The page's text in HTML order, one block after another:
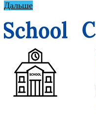
Дальше